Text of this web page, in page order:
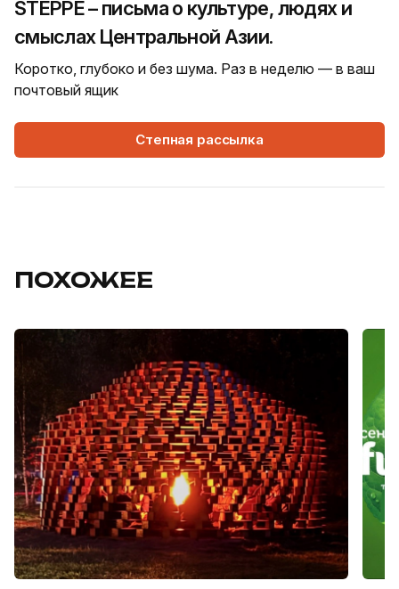
STEPPE – письма о культуре, людях и
смыслах Центральной Азии.
Коротко, глубоко и без шума. Раз в неделю — в ваш
почтовый ящик
Степная рассылка
ПОХОЖЕЕ